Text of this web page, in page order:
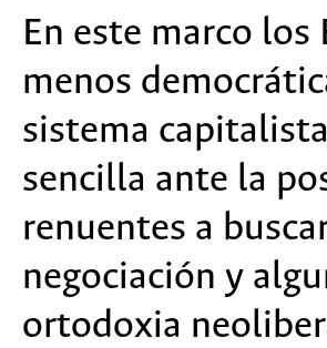
En este marco
menos
sistema
sencilla ante la
renuentes a
negociación y
ortodoxia